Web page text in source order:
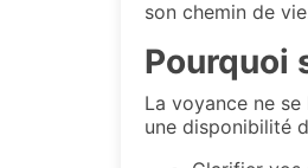
son chemin de
Pourquoi
La voyance ne
une disponibilité